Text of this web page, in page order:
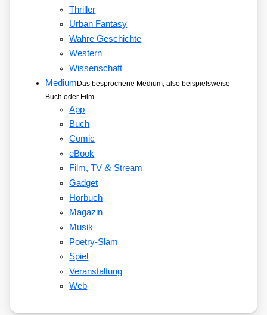
Thriller
Urban Fantasy
Wahre Geschichte
Western
Wissenschaft
MediumDas besprochene Medium, also beispielsweise
Buch oder Film
App
Buch
Comic
eBook
Film, TV&Stream
Gadget
Hörbuch
Magazin
Musik
Poetry-Slam
Spiel
Veranstaltung
Web